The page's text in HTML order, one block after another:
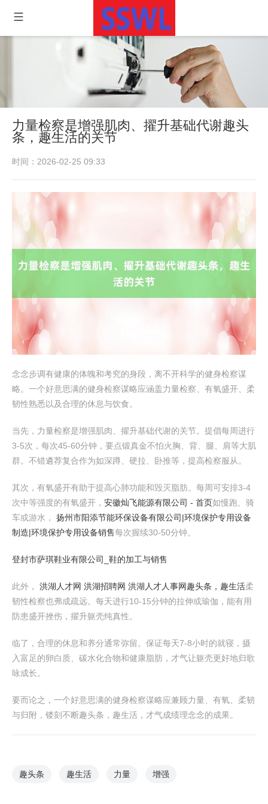
力量检察是增强肌肉、擢升基础代谢趣头
条，趣生活的关节
时间：2026-02-25 09:33
念念步调有健康的体魄和考究的身段，离不开科学的健身检察谋
略。一个好意思满的健身检察谋略应涵盖力量检察、有氧盛开、柔
韧性熟悉以及合理的休息与饮食。
当先，力量检察是增强肌肉、擢升基础代谢的关节。提倡每周进行
3-5次，每次45-60分钟，要点锻真金不怕火胸、背、腿、肩等大肌
群。不错遴荐复合作为如深蹲、硬拉、卧推等，提高检察服从。
其次，有氧盛开有助于提高心肺功能和毁灭脂肪。每周可安排3-4
次中等强度的有氧盛开， 安徽灿飞能源有限公司 - 首页如慢跑、骑
车或游水， 扬州市阳添节能环保设备有限公司|环境保护专用设备
制造|环境保护专用设备销售每次握续30-50分钟。
登封市萨琪鞋业有限公司_鞋的加工与销售
此外， 洪湖人才网 洪湖招聘网 洪湖人才人事网趣头条，趣生活柔
韧性检察也弗成疏远。每天进行10-15分钟的拉伸或瑜伽，能有用
防患盛开挫伤，擢升躯壳纯真性。
临了，合理的休息和养分通常弥留。保证每天7-8小时的就寝，摄
入富足的卵白质、碳水化合物和健康脂肪，才气让躯壳更好地归歌
咏成长。
要而论之，一个好意思满的健身检察谋略应兼顾力量、有氧、柔韧
与归附，镂刻不断趣头条，趣生活，才气成绩理念念的成果。
趣头条 趣生活 力量 增强